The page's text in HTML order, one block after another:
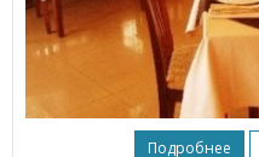
Подробнее